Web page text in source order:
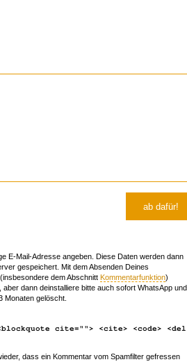
E-Mail-Adresse angeben. Diese Daten werden dann
gespeichert. Mit dem Absenden Deines
(insbesondere dem Abschnitt Kommentarfunktion)
dann deinstalliere bitte auch sofort WhatsApp und
Monaten gelöscht.
cite=""> <cite> <code> <del
dass ein Kommentar vom Spamfilter gefressen